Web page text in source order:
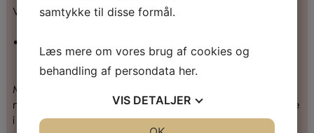
Vi skal også vælge:
medlemsrepræsentanter.
Medlemsrepræsentanterne skal hjælpe til, at alle
medlemmer føler sig set, hørt og forstået i deres arbejde
i DAV og repræsentere medlemsperspektivet i
samtykke til disse formål.
Læs mere om vores brug af cookies og
behandling af persondata her.
VIS DETALJER